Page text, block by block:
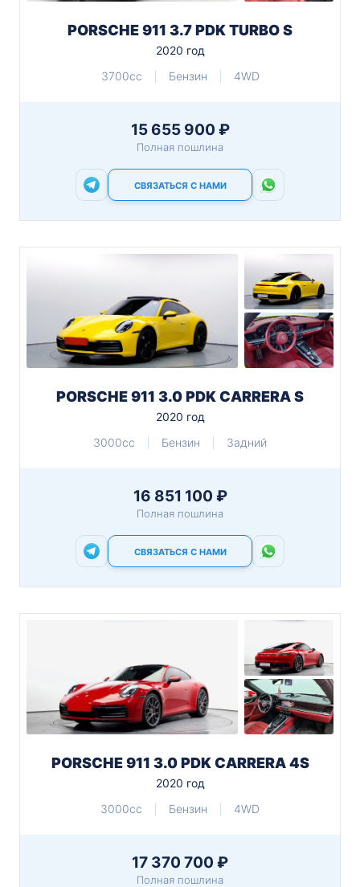
PORSCHE 911 3.7 PDK TURBO S
2020 год
3700cc
Бензин 4WD
15 655 900 ₽
Полная пошлина
СВЯЗАТЬСЯ С НАМИ
PORSCHE 911 3.0 PDK CARRERA S
2020 год
3000cc
Бензин Задний
16 851 100 ₽
Полная пошлина
СВЯЗАТЬСЯ С НАМИ
PORSCHE 911 3.0 PDK CARRERA 4S
2020 год
3000cc
Бензин 4WD
17 370 700 ₽
Полная пошлина